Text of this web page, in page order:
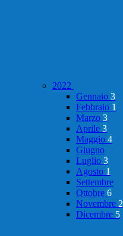
2022
Gennaio 3
Febbraio 1
Marzo 3
Aprile 3
Maggio 4
Giugno
Luglio 3
Agosto 1
Settembre
Ottobre 6
Novembre 2
Dicembre 5